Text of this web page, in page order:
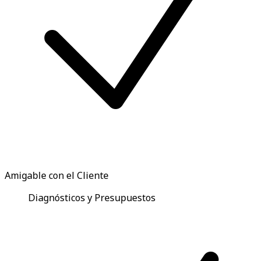
Amigable con el Cliente
Diagnósticos y Presupuestos